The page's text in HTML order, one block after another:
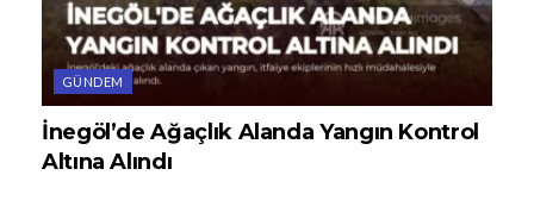
GÜNDEM
İnegöl’de Ağaçlık Alanda Yangın Kontrol
Altına Alındı